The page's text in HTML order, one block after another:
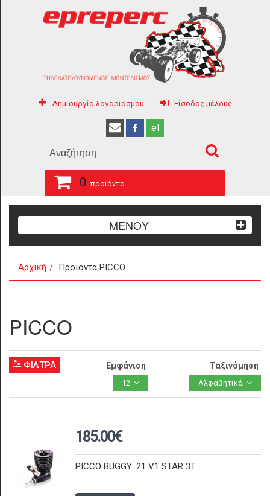
Δημιουργία λογαριασμού Είσοδος μέλους
el
0 προϊόντα
ΜΕΝΟΥ
Αρχική Προϊόντα PICCO
PICCO
ΦΙΛΤΡΑ Εμφάνιση
12
Ταξινόμηση
Αλφαβητικά
185.00€
PICCO BUGGY .21 V1 STAR 3T